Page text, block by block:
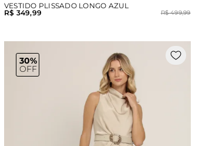
VESTIDO PLISSADO LONGO AZUL
R$ 349,99
R$ 499,99
30%
OFF